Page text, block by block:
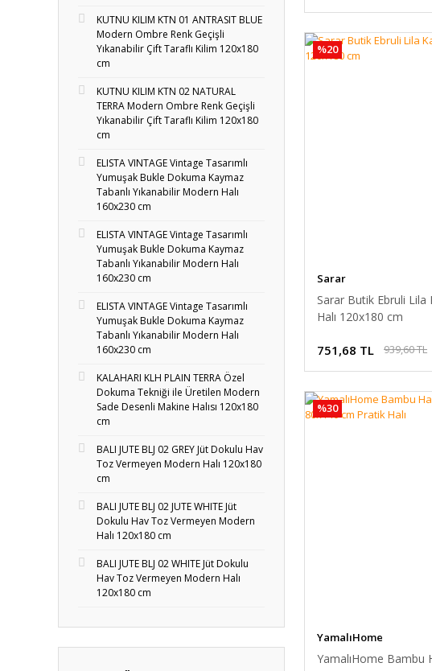
KUTNU KILIM KTN 01 ANTRASIT BLUE
Modern Ombre Renk Geçişli
Yıkanabilir Çift Taraflı Kilim 120x180
cm
KUTNU KILIM KTN 02 NATURAL
TERRA Modern Ombre Renk Geçişli
Yıkanabilir Çift Taraflı Kilim 120x180
cm
ELISTA VINTAGE Vintage Tasarımlı
Yumuşak Bukle Dokuma Kaymaz
Tabanlı Yıkanabilir Modern Halı
160x230 cm
ELISTA VINTAGE Vintage Tasarımlı
Yumuşak Bukle Dokuma Kaymaz
Tabanlı Yıkanabilir Modern Halı
160x230 cm
ELISTA VINTAGE Vintage Tasarımlı
Yumuşak Bukle Dokuma Kaymaz
Tabanlı Yıkanabilir Modern Halı
160x230 cm
KALAHARI KLH PLAIN TERRA Özel
Dokuma Tekniği ile Üretilen Modern
Sade Desenli Makine Halısı 120x180
cm
BALI JUTE BLJ 02 GREY Jüt Dokulu Hav
Toz Vermeyen Modern Halı 120x180
cm
BALI JUTE BLJ 02 JUTE WHITE Jüt
Dokulu Hav Toz Vermeyen Modern
Halı 120x180 cm
BALI JUTE BLJ 02 WHITE Jüt Dokulu
Hav Toz Vermeyen Modern Halı
120x180 cm
%20
Sarar
Sarar Butik Ebruli Lila
Halı 120x180 cm
751,68 TL 939,60 TL
%30
YamalıHome
YamalıHome Bambu